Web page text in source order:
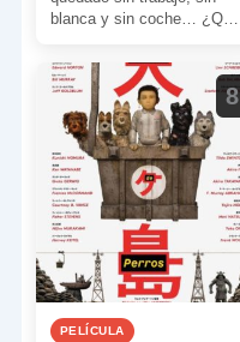
blanca y sin coche… ¿Qué
cree […]
8
PELÍCULA